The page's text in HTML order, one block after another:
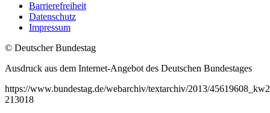
Barrierefreiheit
Datenschutz
Impressum
© Deutscher Bundestag
Ausdruck aus dem Internet-Angebot des Deutschen Bundestages
https://www.bundestag.de/webarchiv/textarchiv/2013/
213018